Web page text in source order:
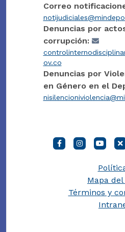
Correo
Denuncias por
corrupción:
ov.co
Denuncias por
en Género en el
Mapa
Términos y